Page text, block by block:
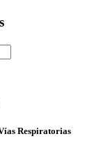
Respiratorias